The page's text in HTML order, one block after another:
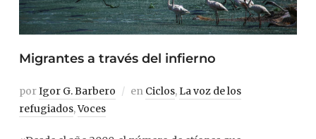
Migrantes a través del infierno
porIgor G. Barbero en Ciclos,La voz de los
refugiados,Voces